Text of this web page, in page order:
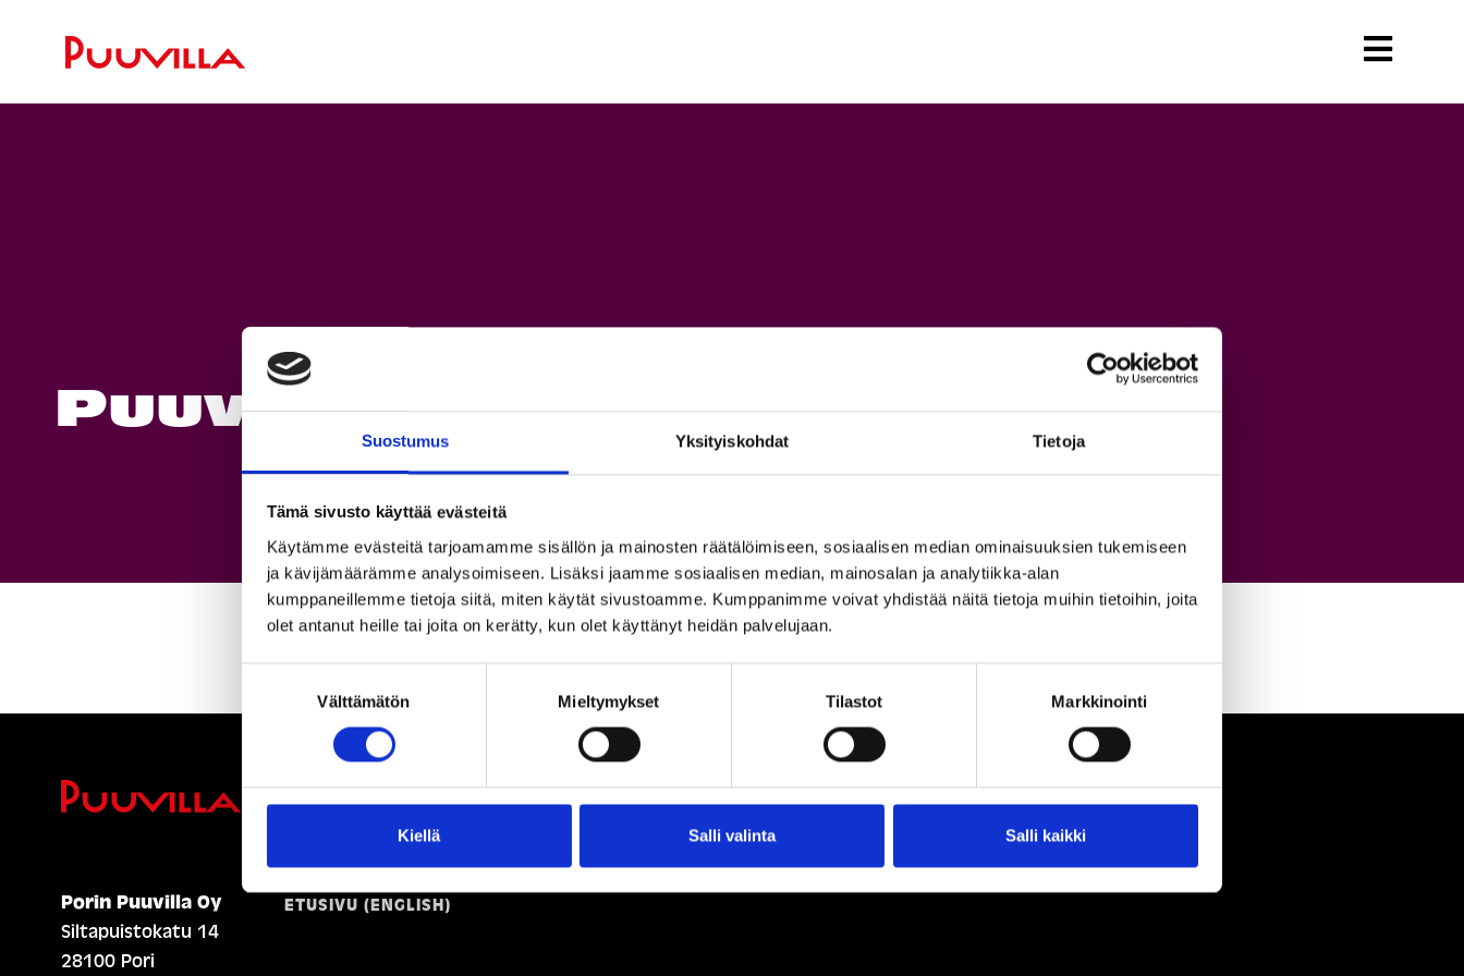
Suostumus Yksityiskohdat Tietoja
Tämä sivusto käyttää evästeitä
Käytämme evästeitä tarjoamamme sisällön ja mainosten räätälöimiseen, sosiaalisen median ominaisuuksien tukemiseen
ja kävijämäärämme analysoimiseen. Lisäksi jaamme sosiaalisen median, mainosalan ja analytiikka-alan
kumppaneillemme tietoja siitä, miten käytät sivustoamme. Kumppanimme voivat yhdistää näitä tietoja muihin tietoihin, joita
olet antanut heille tai joita on kerätty, kun olet käyttänyt heidän palvelujaan.
Välttämätön Mieltymykset Tilastot Markkinointi
Kiellä Salli valinta Salli kaikki
Puuvillan kartat
Ihmisiä, iloa ja ihmeteltävää
Porin Puuvilla Oy
Siltapuistokatu 14
28100 Pori
ETUSIVU (ENGLISH)